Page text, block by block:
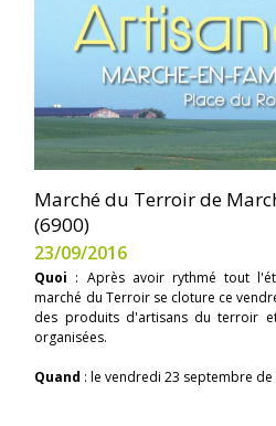
Marché du Terroir de
(6900)
23/09/2016
Quoi : Après avoir rythmé tout
marché du Terroir se cloture ce
des produits d'artisans du terroir
organisées.
Quand : le vendredi 23 septembre de